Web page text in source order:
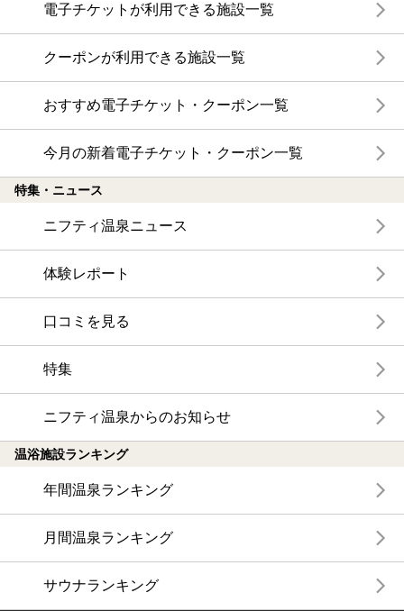
電子チケットが利用できる施設一覧
クーポンが利用できる施設一覧
おすすめ電子チケット・クーポン一覧
今月の新着電子チケット・クーポン一覧
特集・ニュース
ニフティ温泉ニュース
体験レポート
口コミを見る
特集
ニフティ温泉からのお知らせ
温浴施設ランキング
年間温泉ランキング
月間温泉ランキング
サウナランキング